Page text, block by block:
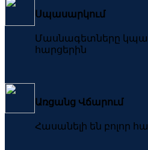
Սպասարկում
Մասնագետները
հարցերին
Առցանց Վճարում
Հասանելի են բոլոր